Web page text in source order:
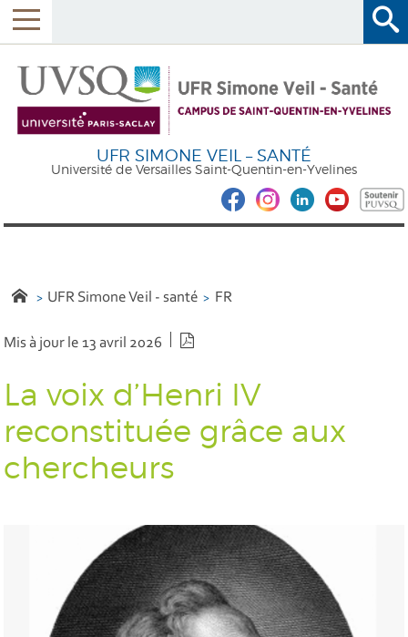
UFR SIMONE VEIL – SANTÉ
Université de Versailles Saint-Quentin-en-Yvelines
UFR Simone Veil - santé FR
Mis à jour le 13 avril 2026
La voix d’Henri IV
reconstituée grâce aux
chercheurs